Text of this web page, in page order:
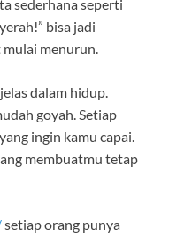
sederhana seperti
bisa jadi
menurun.
dalam hidup.
goyah. Setiap
ingin kamu capai.
membuatmu tetap
setiap orang punya